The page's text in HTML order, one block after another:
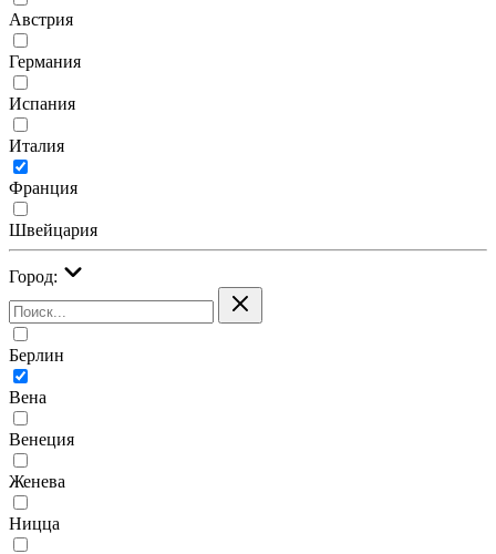
Австрия
Германия
Испания
Италия
Франция
Швейцария
Город:
Берлин
Вена
Венеция
Женева
Ницца